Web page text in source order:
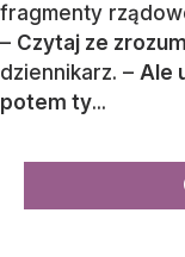
fragmenty
– Czytaj ze
dziennikarz. – Ale
potem ty...